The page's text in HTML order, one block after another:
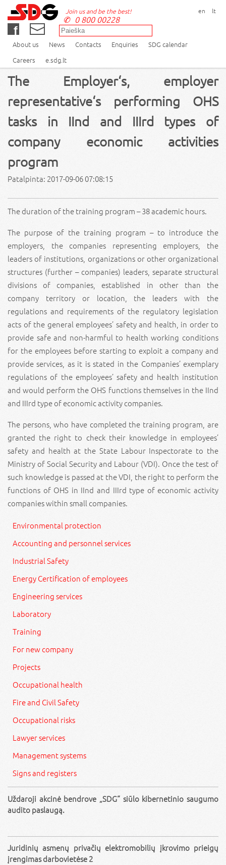
en lt
Join us and be the best!
0 800 00228
About us News Contacts Enquiries
SDG calendar
Careers
e.sdg.lt
The Employer‘s, employer
representative‘s performing OHS
tasks in IInd and IIIrd types of
company economic activities
program
Patalpinta: 2017-09-06 07:08:15
The duration of the training program – 38 academic hours.
The purpose of the training program – to introduce the
employers, the companies representing employers, the
leaders of institutions, organizations or other organizational
structures (further – companies) leaders, separate structural
divisions of companies, established in other than the
company territory or location, the leaders with the
regulations and requirements of the regulatory legislation
acts of the general employees’ safety and health, in order to
provide safe and non-harmful to health working conditions
for the employees before starting to exploit a company and
provide services, as it is stated in the Companies’ exemplary
regulations of the employees’ safety and health institution
and would perform the OHS functions themselves in the IInd
and IIIrd type of economic activity companies.
The persons, who have completed the training program, are
granted the right to check their knowledge in employees’
safety and health at the State Labour Inspectorate to the
Ministry of Social Security and Labour (VDI). Once the test of
such knowledge is passed at the VDI, the right to perform the
functions of OHS in IInd and IIIrd type of economic activity
companies within small companies.
Environmental protection
Accounting and personnel services
Industrial Safety
Energy Certification of employees
Engineering services
Laboratory
Training
For new company
Projects
Occupational health
Fire and Civil Safety
Occupational risks
Lawyer services
Management systems
Signs and registers
Uždaroji akcinė bendrove „SDG“ siūlo kibernetinio saugumo
audito paslaugą.
Juridinių asmenų privačių elektromobilių įkrovimo prieigų
įrengimas darbovietėse 2